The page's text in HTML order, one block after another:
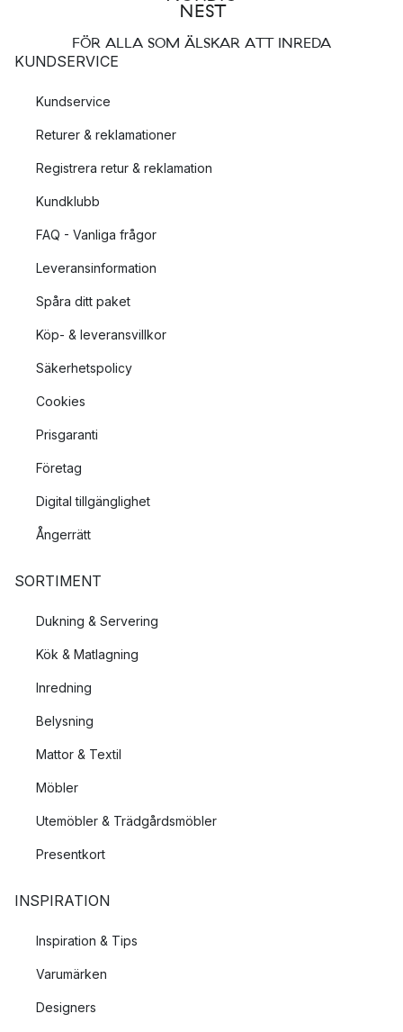
FÖR ALLA SOM ÄLSKAR ATT INREDA
KUNDSERVICE
Kundservice
Returer & reklamationer
Registrera retur & reklamation
Kundklubb
FAQ - Vanliga frågor
Leveransinformation
Spåra ditt paket
Köp- & leveransvillkor
Säkerhetspolicy
Cookies
Prisgaranti
Företag
Digital tillgänglighet
Ångerrätt
SORTIMENT
Dukning & Servering
Kök & Matlagning
Inredning
Belysning
Mattor & Textil
Möbler
Utemöbler & Trädgårdsmöbler
Presentkort
INSPIRATION
Inspiration & Tips
Varumärken
Designers